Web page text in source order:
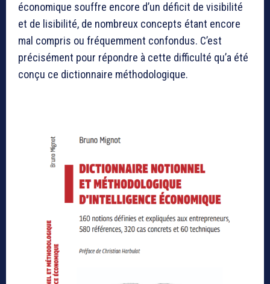
économique souffre encore d’un déficit de visibilité
et de lisibilité, de nombreux concepts étant encore
mal compris ou fréquemment confondus. C’est
précisément pour répondre à cette difficulté qu’a été
conçu ce dictionnaire méthodologique.